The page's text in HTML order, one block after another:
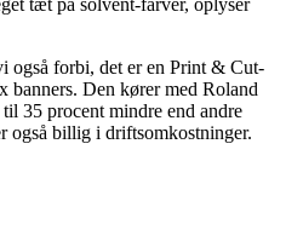
også forbi, det er en Print & Cut-
banners. Den kører med Roland
35 procent mindre end andre
også billig i driftsomkostninger.